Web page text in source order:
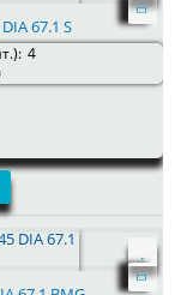
67.1 S
4